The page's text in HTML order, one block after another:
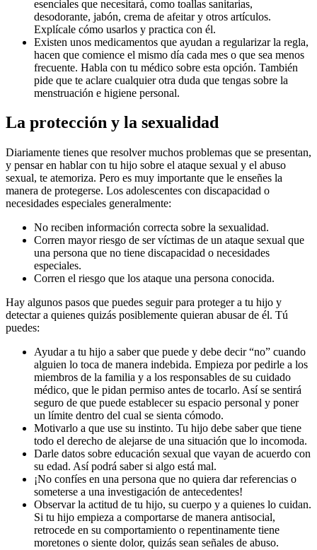
esenciales que necesitará, como toallas sanitarias,
desodorante, jabón, crema de afeitar y otros artículos.
Explícale cómo usarlos y practica con él.
Existen unos medicamentos que ayudan a regularizar la regla,
hacen que comience el mismo día cada mes o que sea menos
frecuente. Habla con tu médico sobre esta opción. También
pide que te aclare cualquier otra duda que tengas sobre la
menstruación e higiene personal.
La protección y la sexualidad
Diariamente tienes que resolver muchos problemas que se presentan,
y pensar en hablar con tu hijo sobre el ataque sexual y el abuso
sexual, te atemoriza. Pero es muy importante que le enseñes la
manera de protegerse. Los adolescentes con discapacidad o
necesidades especiales generalmente:
No reciben información correcta sobre la sexualidad.
Corren mayor riesgo de ser víctimas de un ataque sexual que
una persona que no tiene discapacidad o necesidades
especiales.
Corren el riesgo que los ataque una persona conocida.
Hay algunos pasos que puedes seguir para proteger a tu hijo y
detectar a quienes quizás posiblemente quieran abusar de él. Tú
puedes:
Ayudar a tu hijo a saber que puede y debe decir “no” cuando
alguien lo toca de manera indebida. Empieza por pedirle a los
miembros de la familia y a los responsables de su cuidado
médico, que le pidan permiso antes de tocarlo. Así se sentirá
seguro de que puede establecer su espacio personal y poner
un límite dentro del cual se sienta cómodo.
Motivarlo a que use su instinto. Tu hijo debe saber que tiene
todo el derecho de alejarse de una situación que lo incomoda.
Darle datos sobre educación sexual que vayan de acuerdo con
su edad. Así podrá saber si algo está mal.
¡No confíes en una persona que no quiera dar referencias o
someterse a una investigación de antecedentes!
Observar la actitud de tu hijo, su cuerpo y a quienes lo cuidan.
Si tu hijo empieza a comportarse de manera antisocial,
retrocede en su comportamiento o repentinamente tiene
moretones o siente dolor, quizás sean señales de abuso.